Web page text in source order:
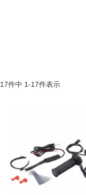
17件中 1-17件表示